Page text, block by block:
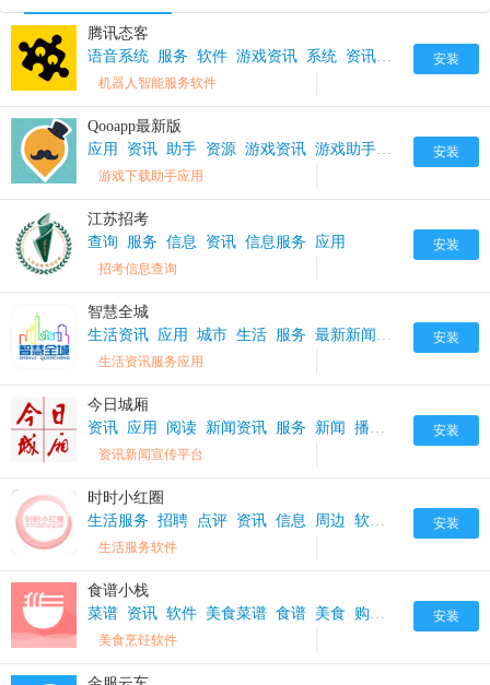
安装
腾讯态客
语音系统 服务 软件 游戏资讯 系统 资讯 进程 智能
机器人智能服务软件
安装
Qooapp最新版
应用
资讯 助手 资源 游戏资讯 游戏助手 内涵 攻略
游戏下载助手应用
安装
江苏招考
查询
服务 信息 资讯 信息服务 应用
招考信息查询
安装
智慧全城
生活资讯 应用 城市 生活 服务 最新新闻 新闻 购物
生活资讯服务应用
安装
今日城厢
资讯 应用 阅读 新闻资讯 服务 新闻 播报
资讯新闻宣传平台
安装
时时小红圈
生活服务 招聘 点评 资讯 信息 周边 软件 生活服
生活服务软件
安装
食谱小栈
菜谱 资讯 软件 美食菜谱 食谱 美食 购买
美食烹饪软件